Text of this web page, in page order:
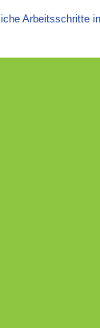
Arbeitsschritte